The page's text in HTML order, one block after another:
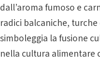
dall’aroma fumoso e
radici balcaniche,
simboleggia la fusione
nella cultura alimentare